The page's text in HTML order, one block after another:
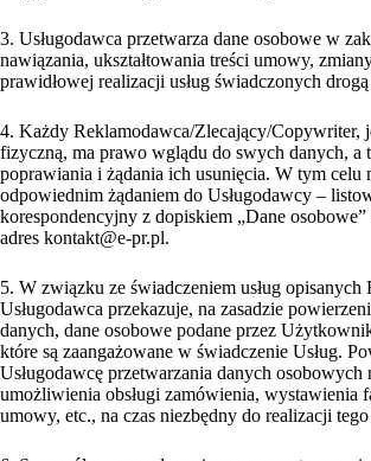
3. Usługodawca przetwarza dane osobowe w
nawiązania, ukształtowania treści umowy,
prawidłowej realizacji usług świadczonych
4. Każdy Reklamodawca/Zlecający/Copywriter,
fizyczną, ma prawo wglądu do swych danych, a
poprawiania i żądania ich usunięcia. W tym celu
odpowiednim żądaniem do Usługodawcy –
korespondencyjny z dopiskiem „Dane
adres kontakt@e-pr.pl.
5. W związku ze świadczeniem usług opisanych
Usługodawca przekazuje, na zasadzie
danych, dane osobowe podane przez
które są zaangażowane w świadczenie Usług.
Usługodawcę przetwarzania danych osobowych
umożliwienia obsługi zamówienia, wystawienia
umowy, etc., na czas niezbędny do realizacji